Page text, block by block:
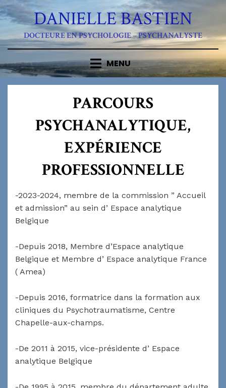
Skip
to
content
DANIELLE BASTIEN
DOCTEURE EN PSYCHOLOGIE – PSYCHANALYSTE
MENU
PARCOURS
PSYCHANALYTIQUE,
EXPÉRIENCE
PROFESSIONNELLE
-2023-2024, membre de la commission ” Accueil
et admission” au sein d’ Espace analytique
Belgique
-Depuis 2018, Membre d’Espace analytique
Belgique et Membre d’ Espace analytique France
( Amea)
-Depuis 2016, formatrice dans la formation aux
cliniques du Psychotraumatisme, Centre
Chapelle-aux-champs.
-De 2011 à 2015, vice-présidente d’ Espace
analytique Belgique